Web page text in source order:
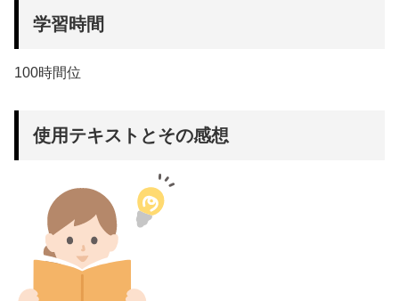
学習時間
100時間位
使用テキストとその感想